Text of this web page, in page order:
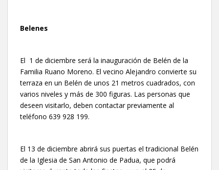
Belenes
El 1 de diciembre será la inauguración de Belén de la
Familia Ruano Moreno. El vecino Alejandro convierte su
terraza en un Belén de unos 21 metros cuadrados, con
varios niveles y más de 300 figuras. Las personas que
deseen visitarlo, deben contactar previamente al
teléfono 639 928 199.
El 13 de diciembre abrirá sus puertas el tradicional Belén
de la Iglesia de San Antonio de Padua, que podrá